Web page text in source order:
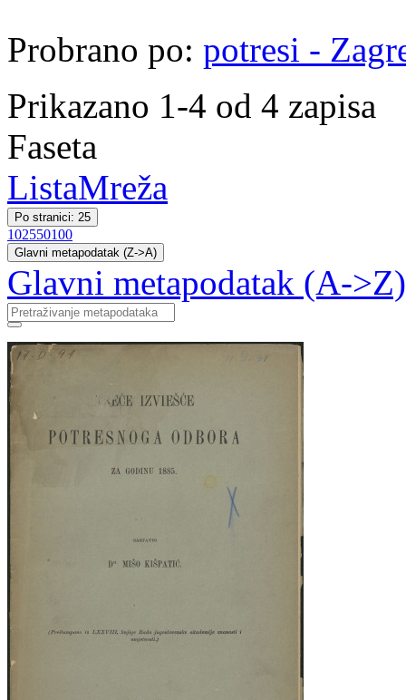
Probrano po: potresi -
Prikazano 1-4 od 4 zapisa
Faseta
ListaMreža
Po stranici: 25
102550100
Glavni metapodatak (Z->A)
Glavni metapodatak (A->Z)